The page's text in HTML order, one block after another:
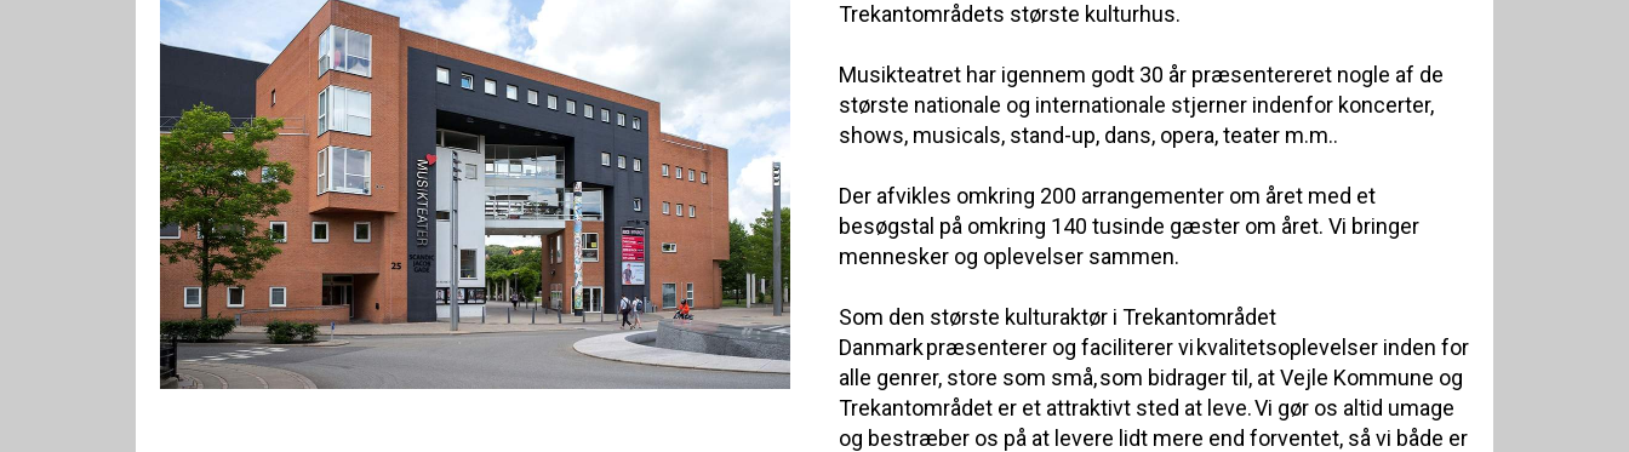
Trekantområdets største kulturhus.
Musikteatret har igennem godt 30 år præsentereret nogle af de
største nationale og internationale stjerner indenfor koncerter,
shows, musicals, stand-up, dans, opera, teater m.m..
Der afvikles omkring 200 arrangementer om året med et
besøgstal på omkring 140 tusinde gæster om året. Vi bringer
mennesker og oplevelser sammen.
Som den største kulturaktør i Trekantområdet
Danmark præsenterer og faciliterer vi kvalitetsoplevelser inden for
alle genrer, store som små, som bidrager til, at Vejle Kommune og
Trekantområdet er et attraktivt sted at leve. Vi gør os altid umage
og bestræber os på at levere lidt mere end forventet, så vi både er